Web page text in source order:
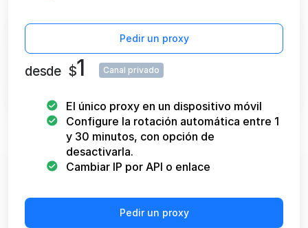
Pedir un proxy
desde $1 Canal privado
El único proxy en un dispositivo móvil
Configure la rotación automática entre 1
y 30 minutos, con opción de
desactivarla.
Cambiar IP por API o enlace
Pedir un proxy